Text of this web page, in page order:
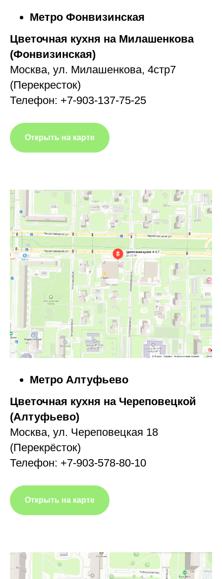
Метро Фонвизинская
Цветочная кухня на Милашенкова
(Фонвизинская)
Москва, ул. Милашенкова, 4стр7
(Перекресток)
Телефон: +7-903-137-75-25
Открыть на карте
Метро Алтуфьево
Цветочная кухня на Череповецкой
(Алтуфьево)
Москва, ул. Череповецкая 18
(Перекрёсток)
Телефон: +7-903-578-80-10
Открыть на карте